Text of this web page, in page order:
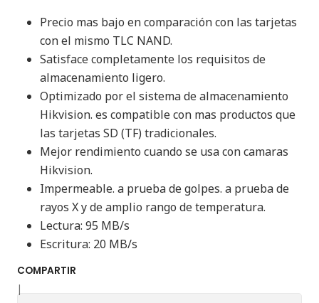
Precio mas bajo en comparación con las tarjetas
con el mismo TLC NAND.
Satisface completamente los requisitos de
almacenamiento ligero.
Optimizado por el sistema de almacenamiento
Hikvision. es compatible con mas productos que
las tarjetas SD (TF) tradicionales.
Mejor rendimiento cuando se usa con camaras
Hikvision.
Impermeable. a prueba de golpes. a prueba de
rayos X y de amplio rango de temperatura.
Lectura: 95 MB/s
Escritura: 20 MB/s
COMPARTIR
|